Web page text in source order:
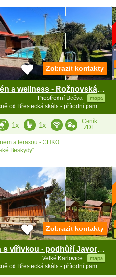
Chata bazén a wellness - Rožnovská Bečva - Beskydy
Prostřední Bečva mapa
75.9 km vzdušně od Břestecká skála - přírodní památka
Zobrazit kontakty
1x 1x
Ceník
ZDE
a terasou - CHKO
Beskydy“
Roubenka s vířivkou - podhůří Javorníků a Beskyd
Velké Karlovice mapa
79.4 km vzdušně od Břestecká skála - přírodní památka
Zobrazit kontakty